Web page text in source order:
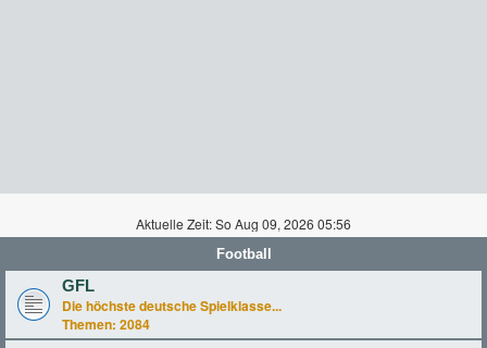
Aktuelle Zeit: So Aug 09, 2026 05:56
Football
GFL
Die höchste deutsche Spielklasse...
Themen: 2084